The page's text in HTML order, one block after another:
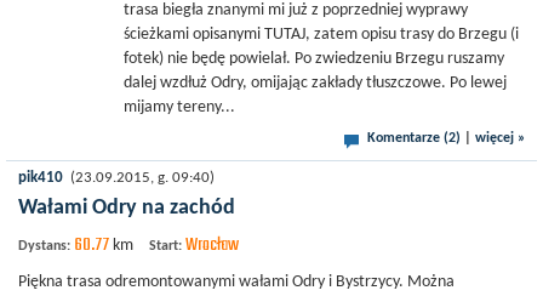
trasa biegła znanymi mi już z poprzedniej wyprawy
ścieżkami opisanymi TUTAJ, zatem opisu trasy do Brzegu (i
fotek) nie będę powielał. Po zwiedzeniu Brzegu ruszamy
dalej wzdłuż Odry, omijając zakłady tłuszczowe. Po lewej
mijamy tereny...
Komentarze (2) więcej »
pik410 (23.09.2015, g. 09:40)
Wałami Odry na zachód
Dystans: 60.77 km Start: Wrocław
Piękna trasa odremontowanymi wałami Odry i Bystrzycy. Można